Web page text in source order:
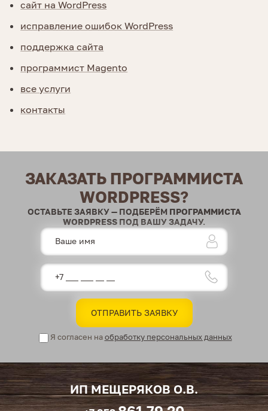
сайт на WordPress
исправление ошибок WordPress
поддержка сайта
программист Magento
все услуги
контакты
ЗАКАЗАТЬ ПРОГРАММИСТА
WORDPRESS?
ОСТАВЬТЕ ЗАЯВКУ — ПОДБЕРЁМ ПРОГРАММИСТА
WORDPRESS ПОД ВАШУ ЗАДАЧУ.
Я согласен наобработку персональных данных
ИП МЕЩЕРЯКОВ О.В.